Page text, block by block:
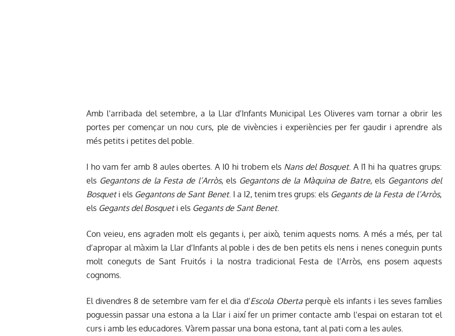
Amb l’arribada del setembre, a la Llar d’Infants Municipal Les Oliveres vam tornar a obrir les
portes per començar un nou curs, ple de vivències i experiències per fer gaudir i aprendre als
més petits i petites del poble.
I ho vam fer amb 8 aules obertes. A I0 hi trobem els Nans del Bosquet. A I1 hi ha quatres grups:
els Gegantons de la Festa de l’Arròs, els Gegantons de la Màquina de Batre, els Gegantons del
Bosqueti els Gegantons de Sant Benet. I a I2, tenim tres grups: els Gegants de la Festa de l’Arròs,
els Gegants del Bosqueti els Gegants de Sant Benet.
Con veieu, ens agraden molt els gegants i, per això, tenim aquests noms. A més a més, per tal
d’apropar al màxim la Llar d’Infants al poble i des de ben petits els nens i nenes coneguin punts
molt coneguts de Sant Fruitós i la nostra tradicional Festa de l’Arròs, ens posem aquests
cognoms.
El divendres 8 de setembre vam fer el dia d’Escola Oberta perquè els infants i les seves famílies
poguessin passar una estona a la Llar i així fer un primer contacte amb l’espai on estaran tot el
curs i amb les educadores. Vàrem passar una bona estona, tant al pati com a les aules.